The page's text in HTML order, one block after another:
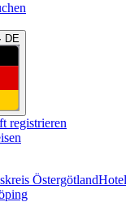
DE
registrieren
Östergötland